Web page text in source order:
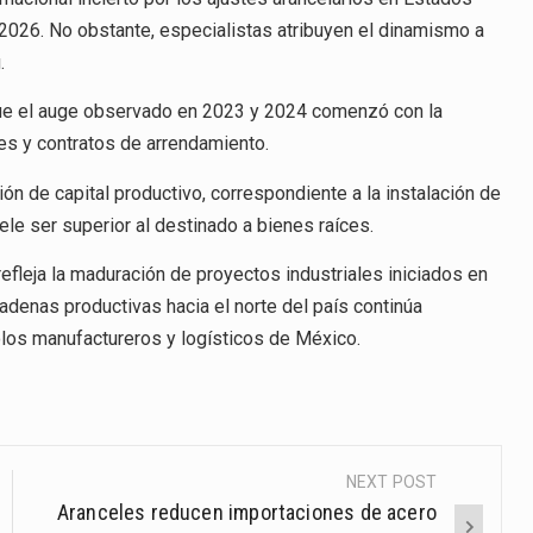
No obstante, especialistas atribuyen el dinamismo a
el auge observado en 2023 y 2024 comenzó con la
y contratos de arrendamiento.
de capital productivo, correspondiente a la instalación de
ser superior al destinado a bienes raíces.
la maduración de proyectos industriales iniciados en
productivas hacia el norte del país continúa
manufactureros y logísticos de México.
NEXT POST
Aranceles reducen importaciones de acero